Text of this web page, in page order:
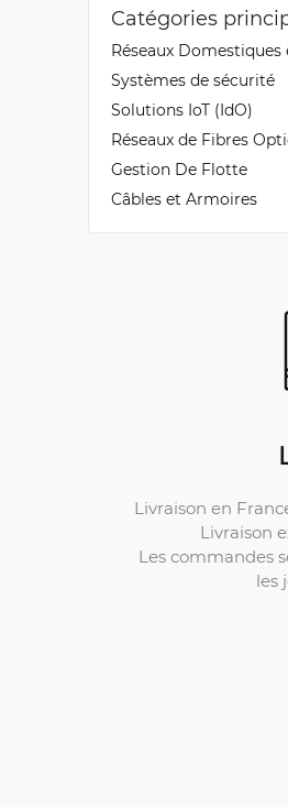
Catégories
Réseaux Domestiques
Systèmes de sécurité
Solutions IoT (IdO)
Réseaux de Fibres
Gestion De Flotte
Câbles et Armoires
Livraison en
Livraison
Les commandes
les